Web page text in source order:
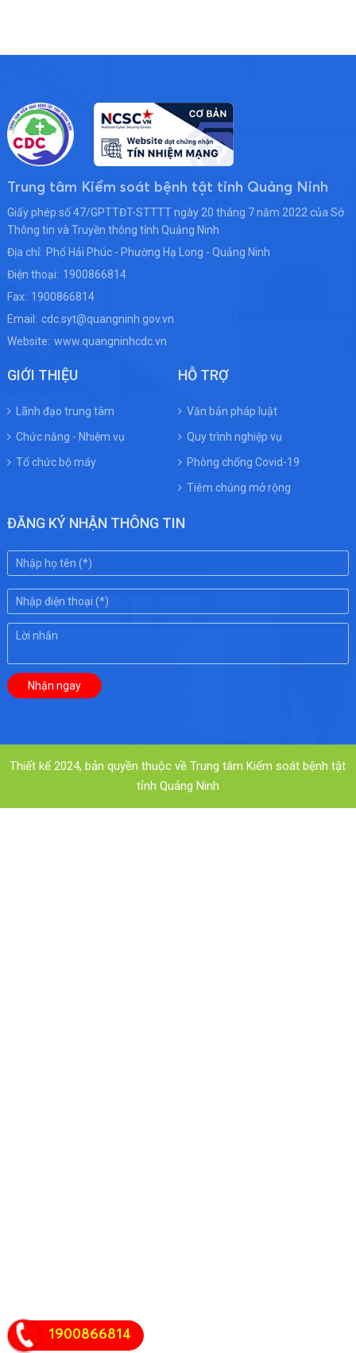
Trung tâm Kiểm soát bệnh tật tỉnh Quảng Ninh
Giấy phép số 47/GPTTĐT-STTTT ngày 20 tháng 7 năm 2022 của Sở
Thông tin và Truyền thông tỉnh Quảng Ninh
Địa chỉ: Phố Hải Phúc - Phường Hạ Long - Quảng Ninh
Điện thoại: 1900866814
Fax: 1900866814
Email: cdc.syt@quangninh.gov.vn
Website: www.quangninhcdc.vn
GIỚI THIỆU
Lãnh đạo trung tâm
Chức năng - Nhiệm vụ
Tổ chức bộ máy
HỖ TRỢ
Văn bản pháp luật
Quy trình nghiệp vụ
Phòng chống Covid-19
Tiêm chủng mở rộng
ĐĂNG KÝ NHẬN THÔNG TIN
Thiết kế 2024, bản quyền thuộc về Trung tâm Kiểm soát bệnh tật
tỉnh Quảng Ninh
1900866814